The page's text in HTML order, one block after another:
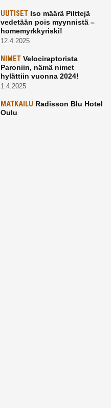
UUTISETIso määrä Pilttejä
vedetään pois myynnistä –
homemyrkkyriski!
12.4.2025
NIMETVelociraptorista
Paroniin, nämä nimet
hylättiin vuonna 2024!
1.4.2025
MATKAILU Radisson Blu Hotel
Oulu